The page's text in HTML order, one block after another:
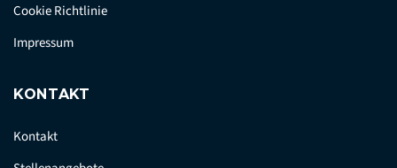
Cookie Richtlinie
Impressum
KONTAKT
Kontakt